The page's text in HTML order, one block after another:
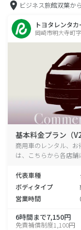
ビジネス旅館双葉から
トヨタレンタ
岡崎市明大寺町
基本料金プラン（V2
商用車のレンタル、
は、こちらから各店舗
代表車種
ボディタイプ
営業時間
6時間まで7,150円
免責補償制度1,100円